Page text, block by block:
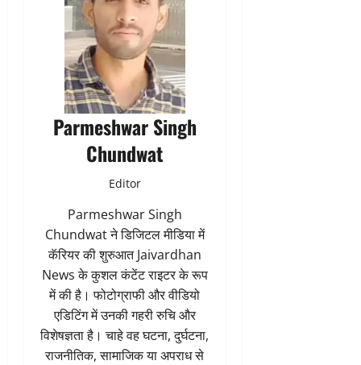
Parmeshwar Singh
Chundwat
Editor
Parmeshwar Singh
Chundwat ने डिजिटल मीडिया में
कॅरियर की शुरुआत Jaivardhan
News के कुशल कंटेंट राइटर के रूप
में की है। फोटोग्राफी और वीडियो
एडिटिंग में उनकी गहरी रुचि और
विशेषज्ञता है। चाहे वह घटना, दुर्घटना,
राजनीतिक, सामाजिक या अपराध से